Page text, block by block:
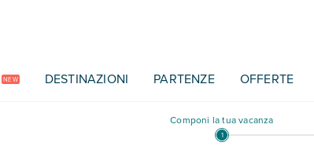
NEW DESTINAZIONI PARTENZE OFFERTE
Componi la tua vacanza